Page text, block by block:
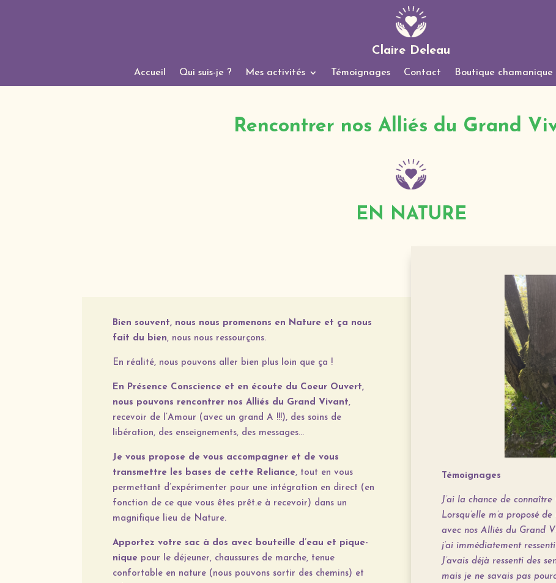
Claire Deleau
Accueil Qui suis-je ? Mes activités Témoignages Contact Boutique chamanique
Rencontrer nos Alliés du Grand
EN NATURE
Bien souvent, nous nous promenons en Nature et ça nous
fait du bien, nous nous ressourçons.
En réalité, nous pouvons aller bien plus loin que ça !
En Présence Conscience et en écoute du Coeur Ouvert,
nous pouvons rencontrer nos Alliés du Grand Vivant,
recevoir de l’Amour (avec un grand A !!!), des soins de
libération, des enseignements, des messages…
Je vous propose de vous accompagner et de vous
transmettre les bases de cette Reliance, tout en vous
permettant d’expérimenter pour une intégration en direct (en
fonction de ce que vous êtes prêt.e à recevoir) dans un
magnifique lieu de Nature.
Apportez votre sac à dos avec bouteille d’eau et pique-
nique pour le déjeuner, chaussures de marche, tenue
confortable en nature (nous pouvons sortir des chemins) et
Témoignages
J’ai la chance de
Lorsqu’elle m’a proposé
avec nos Alliés du Grand
j’ai immédiatement
J’avais déjà ressenti des
mais je ne savais pas